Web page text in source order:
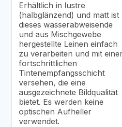
Erhältlich in lustre
(halbglänzend) und matt ist
dieses wasserabweisende
und aus Mischgewebe
hergestellte Leinen einfach
zu verarbeiten und mit
fortschrittlichen
Tintenempfangsschicht
versehen, die eine
ausgezeichnete Bildqualität
bietet. Es werden keine
optischen Aufheller
verwendet.